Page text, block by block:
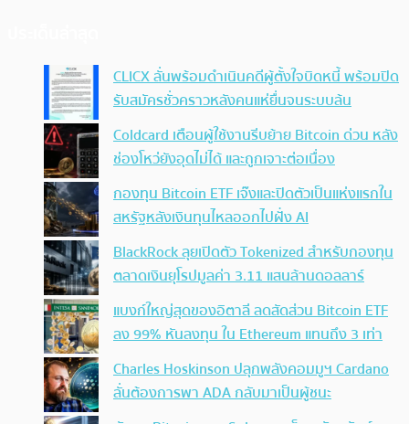
CLICX ลั่นพร้อมดำเนินคดีผู้ตั้งใจบิดหนี้ พร้อมปิด
รับสมัครชั่วคราวหลังคนแห่ยื่นจนระบบล้น
Coldcard เตือนผู้ใช้งานรีบย้าย Bitcoin ด่วน หลัง
ช่องโหว่ยังอุดไม่ได้ และถูกเจาะต่อเนื่อง
กองทุน Bitcoin ETF เจ๊งและปิดตัวเป็นแห่งแรกใน
สหรัฐหลังเงินทุนไหลออกไปฝั่ง AI
BlackRock ลุยเปิดตัว Tokenized สำหรับกองทุน
ตลาดเงินยุโรปมูลค่า 3.11 แสนล้านดอลลาร์
แบงก์ใหญ่สุดของอิตาลี ลดสัดส่วน Bitcoin ETF
ลง 99% หันลงทุน ใน Ethereum แทนถึง 3 เท่า
Charles Hoskinson ปลุกพลังคอมมูฯ Cardano
ลั่นต้องการพา ADA กลับมาเป็นผู้ชนะ